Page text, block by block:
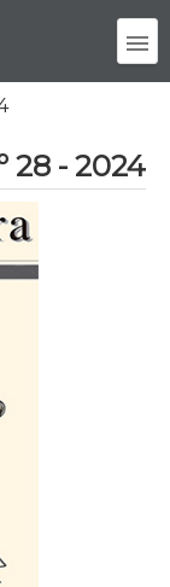
28 - 2024